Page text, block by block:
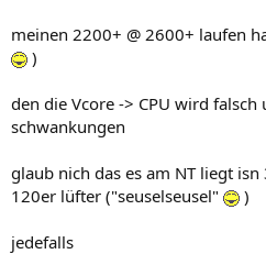
meinen 2200+ @ 2600+ laufen
)
den die Vcore -> CPU wird
schwankungen
glaub nich das es am NT liegt
120er lüfter ("seuselseusel"
)
jedefalls